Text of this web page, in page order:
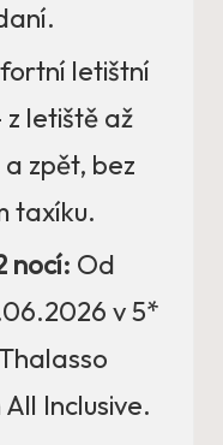
letištní
letiště až
zpět, bez
taxíku.
nocí: Od
v 5*
Inclusive.